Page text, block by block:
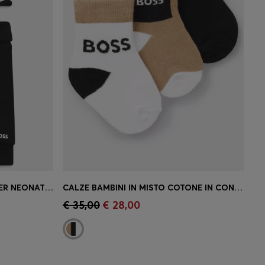
TUTA SPORTIVA REVERSIBILE PER NEONATI IN COTONE CON LOGO
Acquisto rapido
taglia)
CALZE BAMBINI IN MISTO COTONE IN CONFEZIONE DA TRE
€ 35,00 € 28,00